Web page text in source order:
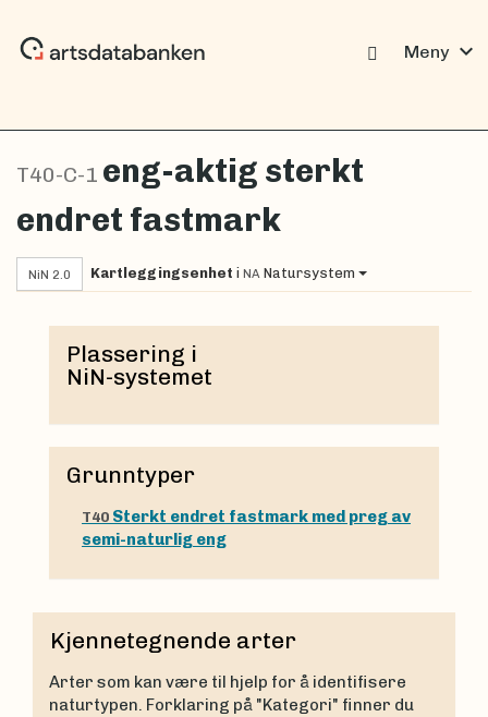
Meny expand_more
T40-C-1 eng-aktig sterkt
endret fastmark
NiN 2.0 Kartleggingsenhet i NA Natursystem
Plassering i
NiN-systemet
Grunntyper
T40 Sterkt endret fastmark med preg av
semi-naturlig eng
Kjennetegnende arter
Arter som kan være til hjelp for å identifisere
naturtypen. Forklaring på "Kategori" finner du